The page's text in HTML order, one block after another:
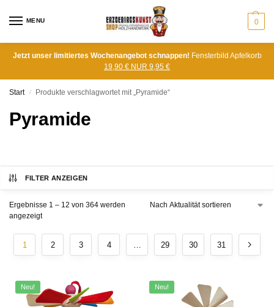
MENU 0
Jetzt unser limitiertes Wochenangebot schnappen! Fensterbild Apfelkorb
19,90 € NUR 9,95 €
Start / Produkte verschlagwortet mit „Pyramide“
Pyramide
FILTER ANZEIGEN
Ergebnisse 1 – 12 von 364 werden
angezeigt
1 2 3 4 … 29 30 31
Neu! Neu!